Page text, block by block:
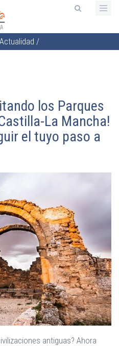
Actualidad /
los Parques
La Mancha!
el tuyo paso a
antiguas? Ahora